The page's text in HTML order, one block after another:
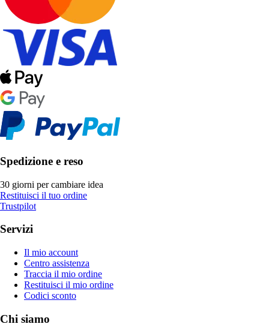
Spedizione e reso
30 giorni per cambiare idea
Restituisci il tuo ordine
Trustpilot
Servizi
Il mio account
Centro assistenza
Traccia il mio ordine
Restituisci il mio ordine
Codici sconto
Chi siamo